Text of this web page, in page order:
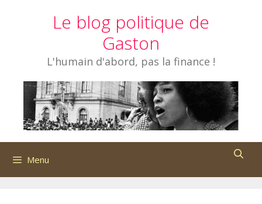
Le blog politique de
Gaston
L'humain d'abord, pas la finance !
Menu